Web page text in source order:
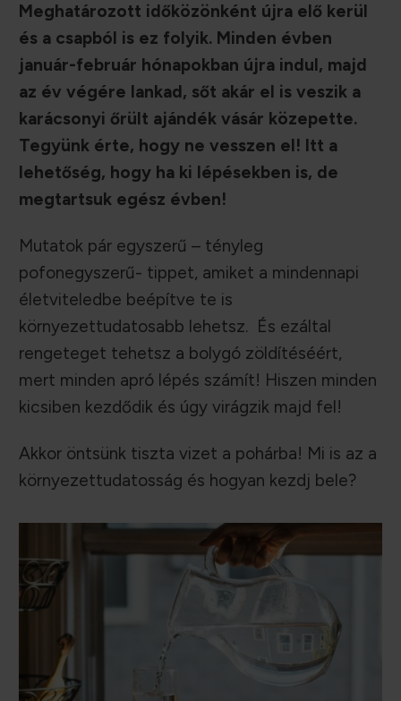
Meghatározott időközönként újra elő kerül
és a csapból is ez folyik. Minden évben
január-február hónapokban újra indul, majd
az év végére lankad, sőt akár el is veszik a
karácsonyi őrült ajándék vásár közepette.
Tegyünk érte, hogy ne vesszen el! Itt a
lehetőség, hogy ha ki lépésekben is, de
megtartsuk egész évben!
Mutatok pár egyszerű – tényleg
pofonegyszerű- tippet, amiket a mindennapi
életviteledbe beépítve te is
környezettudatosabb lehetsz. És ezáltal
rengeteget tehetsz a bolygó zöldítéséért,
mert minden apró lépés számít! Hiszen minden
kicsiben kezdődik és úgy virágzik majd fel!
Akkor öntsünk tiszta vizet a pohárba! Mi is az a
környezettudatosság és hogyan kezdj bele?